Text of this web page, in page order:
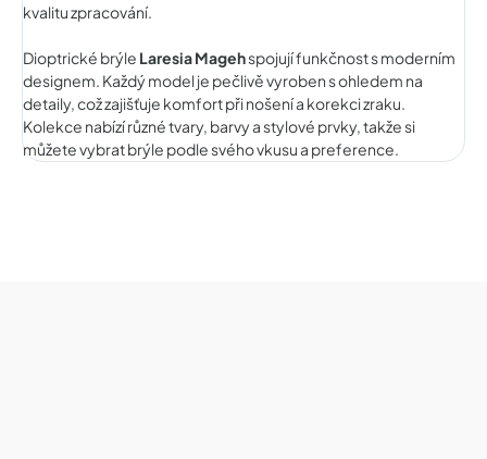
kvalitu zpracování.
Dioptrické brýle Laresia Magehspojují funkčnost s moderním
designem. Každý model je pečlivě vyroben s ohledem na
detaily, což zajišťuje komfort při nošení a korekci zraku.
Kolekce nabízí různé tvary, barvy a stylové prvky, takže si
můžete vybrat brýle podle svého vkusu a preference.